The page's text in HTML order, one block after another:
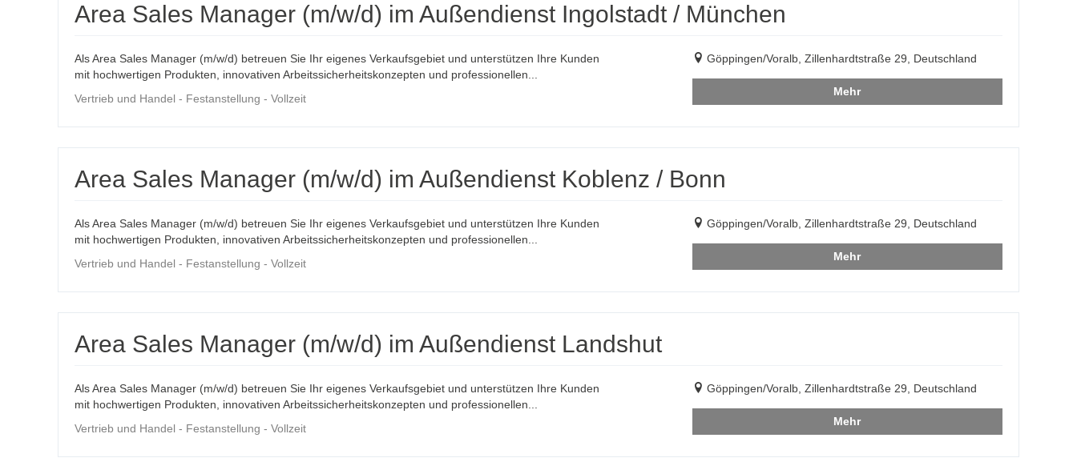
Area Sales Manager (m/w/d) im Außendienst Ingolstadt / München
Als Area Sales Manager (m/w/d) betreuen Sie Ihr eigenes Verkaufsgebiet und unterstützen Ihre Kunden
mit hochwertigen Produkten, innovativen Arbeitssicherheitskonzepten und professionellen...
Vertrieb und Handel - Festanstellung - Vollzeit
Göppingen/Voralb, Zillenhardtstraße 29, Deutschland
Mehr
Area Sales Manager (m/w/d) im Außendienst Koblenz / Bonn
Als Area Sales Manager (m/w/d) betreuen Sie Ihr eigenes Verkaufsgebiet und unterstützen Ihre Kunden
mit hochwertigen Produkten, innovativen Arbeitssicherheitskonzepten und professionellen...
Vertrieb und Handel - Festanstellung - Vollzeit
Göppingen/Voralb, Zillenhardtstraße 29, Deutschland
Mehr
Area Sales Manager (m/w/d) im Außendienst Landshut
Als Area Sales Manager (m/w/d) betreuen Sie Ihr eigenes Verkaufsgebiet und unterstützen Ihre Kunden
mit hochwertigen Produkten, innovativen Arbeitssicherheitskonzepten und professionellen...
Vertrieb und Handel - Festanstellung - Vollzeit
Göppingen/Voralb, Zillenhardtstraße 29, Deutschland
Mehr